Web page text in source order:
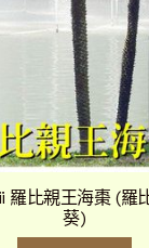
比親王海棗 (羅
葵)